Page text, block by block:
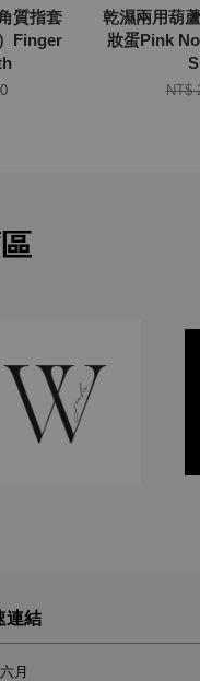
質指套
Finger
乾濕兩用葫
妝蛋Pink
NT$
連結
月